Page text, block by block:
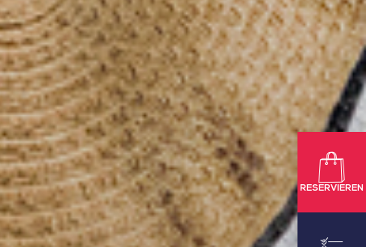
RESERVIEREN